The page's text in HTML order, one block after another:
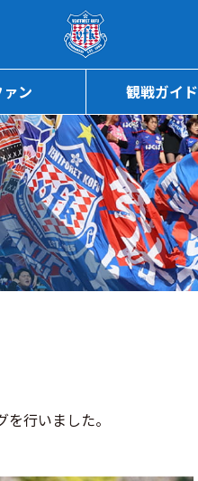
ページの本文へ
ァン 観戦ガイド
行いました。